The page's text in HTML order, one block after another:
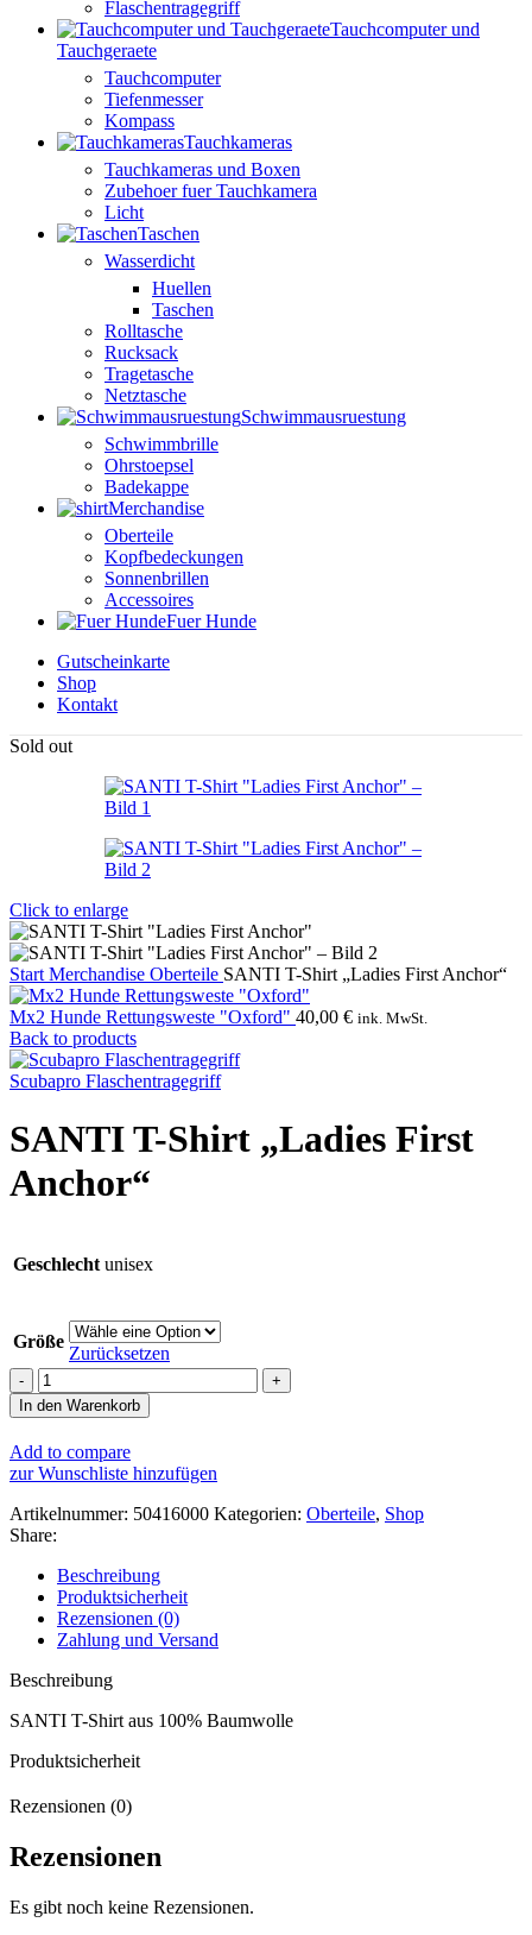
Flaschentragegriff
Tauchcomputer und
Tauchgeraete
Tauchcomputer
Tiefenmesser
Kompass
Tauchkameras
Tauchkameras und Boxen
Zubehoer fuer Tauchkamera
Licht
Taschen
Wasserdicht
Huellen
Taschen
Rolltasche
Rucksack
Tragetasche
Netztasche
Schwimmausruestung
Schwimmbrille
Ohrstoepsel
Badekappe
Merchandise
Oberteile
Kopfbedeckungen
Sonnenbrillen
Accessoires
Fuer Hunde
Gutscheinkarte
Shop
Kontakt
Sold out
Click to enlarge
Start Merchandise Oberteile SANTI T-Shirt „Ladies First Anchor“
Mx2 Hunde Rettungsweste "Oxford" 40,00 € ink. MwSt.
Back to products
Scubapro Flaschentragegriff
SANTI T-Shirt „Ladies First
Anchor“
Geschlecht unisex
Größe
Zurücksetzen
SANTI
T-
Shirt
"Ladies
First
Anchor"
Menge
In den Warenkorb
Add to compare
zur Wunschliste hinzufügen
Artikelnummer: 50416000 Kategorien: Oberteile, Shop
Share:
Beschreibung
Produktsicherheit
Rezensionen (0)
Zahlung und Versand
Beschreibung
SANTI T-Shirt aus 100% Baumwolle
Produktsicherheit
Rezensionen (0)
Rezensionen
Es gibt noch keine Rezensionen.